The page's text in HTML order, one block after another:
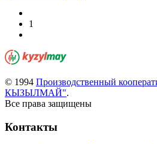
1
© 1994 Производственный
КЫЗЫЛМАЙ".
Все права защищены
Контакты